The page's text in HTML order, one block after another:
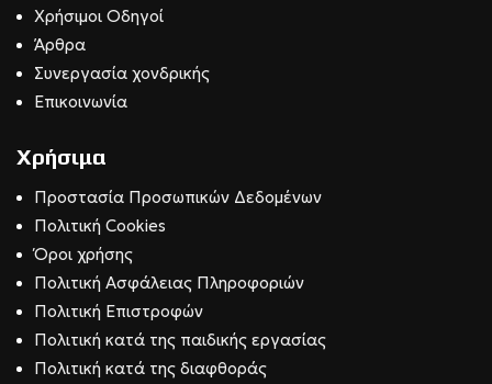
Χρήσιμοι Οδηγοί
Άρθρα
Συνεργασία χονδρικής
Επικοινωνία
Χρήσιμα
Προστασία Προσωπικών Δεδομένων
Πολιτική Cookies
Όροι χρήσης
Πολιτική Ασφάλειας Πληροφοριών
Πολιτική Επιστροφών
Πολιτική κατά της παιδικής εργασίας
Πολιτική κατά της διαφθοράς